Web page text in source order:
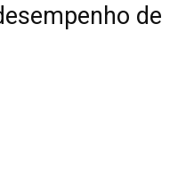
de